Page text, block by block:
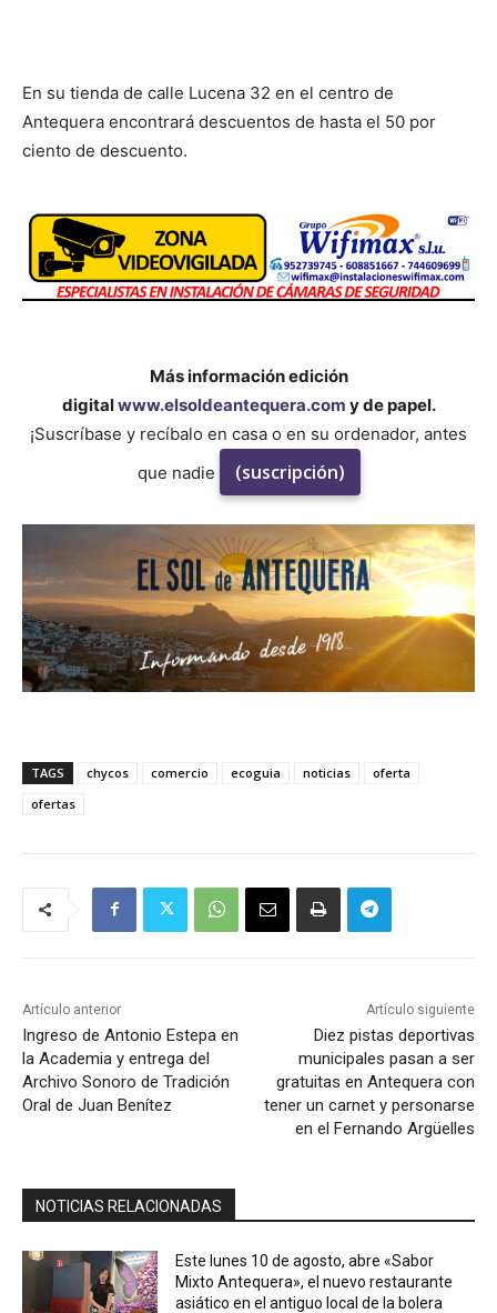
En su tienda de calle Lucena 32 en el centro de
Antequera encontrará descuentos de hasta el 50 por
ciento de descuento.
Más información edición
digitalwww.elsoldeantequera.com y de papel.
¡Suscríbase y recíbalo en casa o en su ordenador, antes
que nadie
(suscripción)
TAGS chycos comercio ecoguia noticias
oferta
ofertas
Artículo anterior
Ingreso de Antonio Estepa en
la Academia y entrega del
Archivo Sonoro de Tradición
Oral de Juan Benítez
Artículo siguiente
Diez pistas deportivas
municipales pasan a ser
gratuitas en Antequera con
tener un carnet y personarse
en el Fernando Argüelles
NOTICIAS RELACIONADAS
Este lunes 10 de agosto, abre «Sabor
Mixto Antequera», el nuevo restaurante
asiático en el antiguo local de la bolera